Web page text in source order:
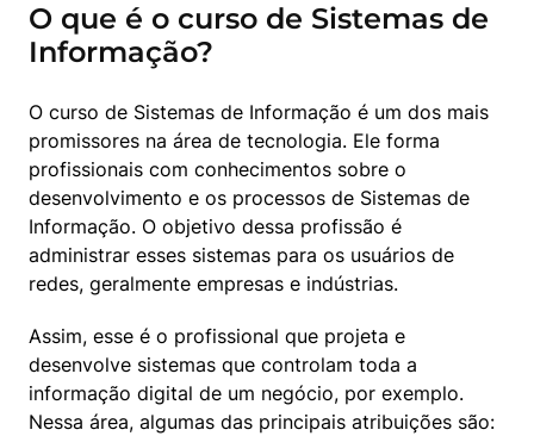
O que é o curso de Sistemas de
Informação?
O curso de Sistemas de Informação é um dos mais
promissores na área de tecnologia. Ele forma
profissionais com conhecimentos sobre o
desenvolvimento e os processos de Sistemas de
Informação. O objetivo dessa profissão é
administrar esses sistemas para os usuários de
redes, geralmente empresas e indústrias.
Assim, esse é o profissional que projeta e
desenvolve sistemas que controlam toda a
informação digital de um negócio, por exemplo.
Nessa área, algumas das principais atribuições são: